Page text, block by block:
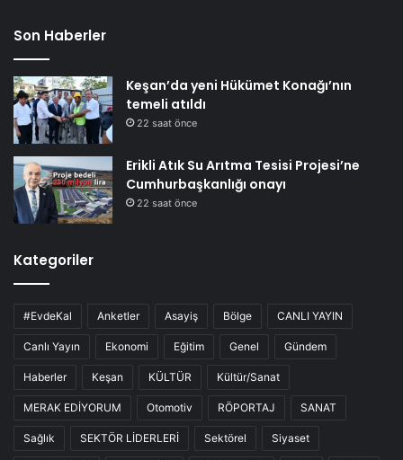
Son Haberler
Keşan’da yeni Hükümet Konağı’nın
temeli atıldı
22 saat önce
Erikli Atık Su Arıtma Tesisi Projesi’ne
Cumhurbaşkanlığı onayı
22 saat önce
Kategoriler
#EvdeKal Anketler Asayiş Bölge CANLI YAYIN
Canlı Yayın Ekonomi Eğitim Genel Gündem
Haberler Keşan KÜLTÜR Kültür/Sanat
MERAK EDİYORUM Otomotiv RÖPORTAJ SANAT
Sağlık SEKTÖR LİDERLERİ Sektörel Siyaset